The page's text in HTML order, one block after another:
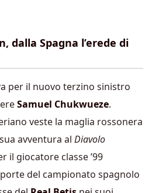
dalla Spagna l’erede di
per il nuovo terzino sinistro
Samuel Chukwueze.
veste la maglia rossonera
avventura al Diavolo
il giocatore classe ’99
del campionato spagnolo